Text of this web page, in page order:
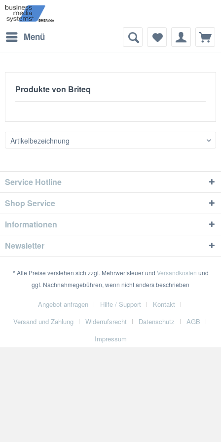
Menü
Produkte von Briteq
Service Hotline
Shop Service
Informationen
Newsletter
* Alle Preise verstehen sich zzgl. Mehrwertsteuer und Versandkosten und
ggf. Nachnahmegebühren, wenn nicht anders beschrieben
Angebot anfragen Hilfe / Support
Kontakt
Versand und Zahlung
Widerrufsrecht Datenschutz
AGB
Impressum